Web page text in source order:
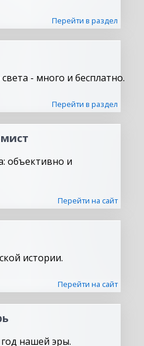
Перейти в раздел
- много и бесплатно.
Перейти в раздел
объективно и
Перейти на сайт
истории.
Перейти на сайт
нашей эры.